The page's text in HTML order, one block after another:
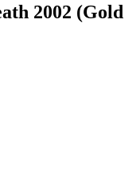
2002 (Gold